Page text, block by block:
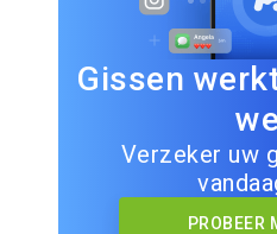
Gissen
Verzeker uw
PROBEER